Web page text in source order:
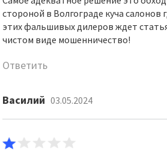
стороной в Волгограде куча салонов
этих фальшивых дилеров ждет
чистом виде мошенничество!
Ответить
Василий 03.05.2024